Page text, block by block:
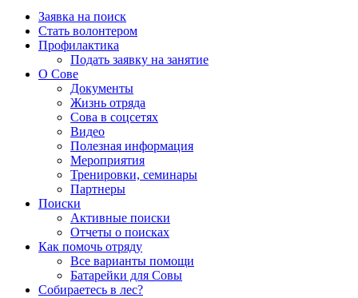
Заявка на поиск
Стать волонтером
Профилактика
Подать заявку на занятие
О Сове
Документы
Жизнь отряда
Сова в соцсетях
Видео
Полезная информация
Мероприятия
Тренировки, семинары
Партнеры
Поиски
Активные поиски
Отчеты о поисках
Как помочь отряду
Все варианты помощи
Батарейки для Совы
Собираетесь в лес?